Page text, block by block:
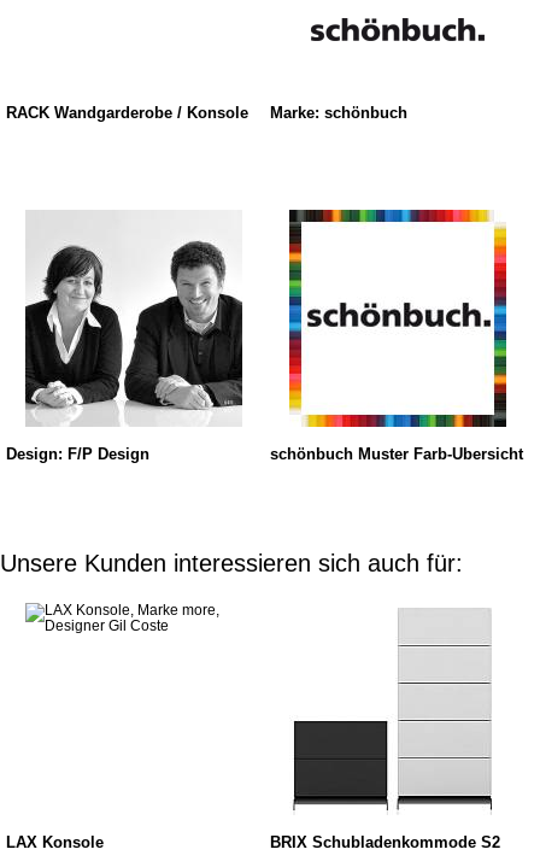
RACK Wandgarderobe / Konsole Marke: schönbuch
Design: F/P Design schönbuch Muster Farb-Übersicht
Unsere Kunden interessieren sich auch für:
LAX Konsole BRIX Schubladenkommode S2